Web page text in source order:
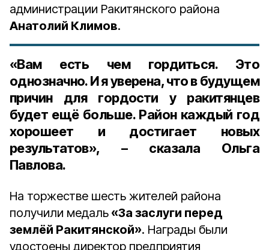
администрации Ракитянского района
Анатолий Климов.
«Вам есть чем гордиться. Это
однозначно. И я уверена, что в будущем
причин для гордости у ракитянцев
будет ещё больше. Район каждый год
хорошеет и достигает новых
результатов», – сказала Ольга
Павлова.
На торжестве шесть жителей района
получили медаль «За заслуги перед
землёй Ракитянской». Награды были
удостоены директор предприятия